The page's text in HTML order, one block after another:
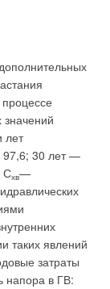
значений
лет
30 лет —
Схв—
таких явлений
затраты
напора в ГВ: